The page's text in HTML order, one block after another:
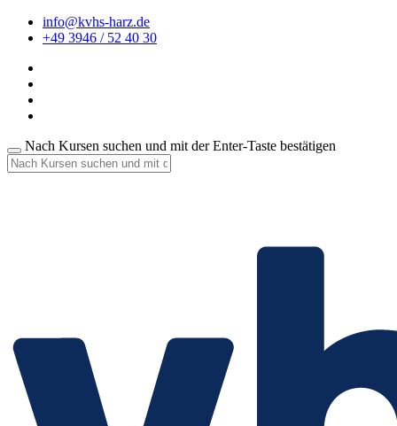
info@kvhs-harz.de
+49 3946 / 52 40 30
Nach Kursen suchen und mit der Enter-Taste bestätigen